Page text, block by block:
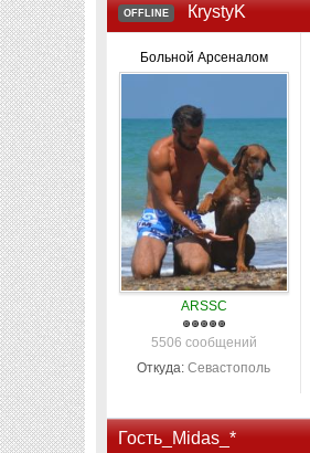
OFFLINE КrystyK
Больной Арсеналом
ARSSC
5506 сообщений
Откуда: Севастополь
Гость_Midas_*